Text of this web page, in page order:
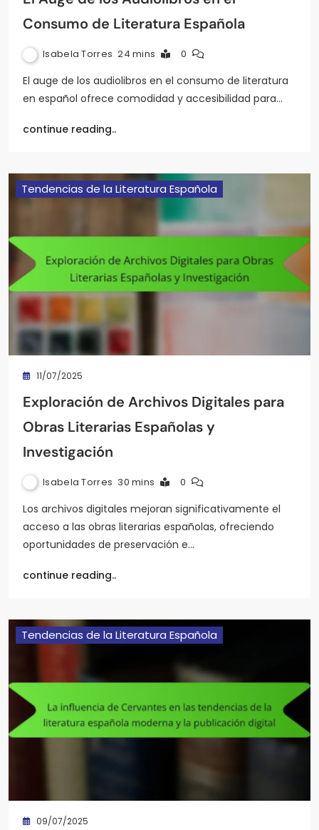
Consumo de Literatura Española
Isabela Torres 24 mins 0
El auge de los audiolibros en el consumo de literatura
en español ofrece comodidad y accesibilidad para…
continue reading..
Tendencias de la Literatura Española
11/07/2025
Exploración de Archivos Digitales para
Obras Literarias Españolas y
Investigación
Isabela Torres 30 mins 0
Los archivos digitales mejoran significativamente el
acceso a las obras literarias españolas, ofreciendo
oportunidades de preservación e…
continue reading..
Tendencias de la Literatura Española
09/07/2025